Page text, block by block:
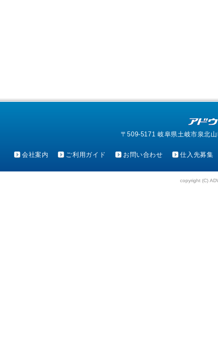
〒509-5171 岐阜県土岐市泉北
会社案内 ご利用ガイド お問い合わせ 仕入先募集
copyright (C)